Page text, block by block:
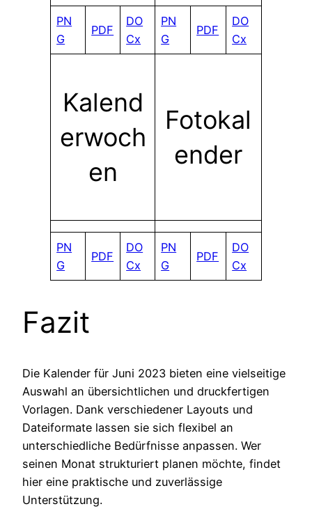
PN
G
PDF
DO
Cx
PN
G
PDF
DO
Cx
Kalend
erwoch
en
Fotokal
ender
PN
G
PDF
DO
Cx
PN
G
PDF
DO
Cx
Fazit
Die Kalender für Juni 2023 bieten eine vielseitige
Auswahl an übersichtlichen und druckfertigen
Vorlagen. Dank verschiedener Layouts und
Dateiformate lassen sie sich flexibel an
unterschiedliche Bedürfnisse anpassen. Wer
seinen Monat strukturiert planen möchte, findet
hier eine praktische und zuverlässige
Unterstützung.